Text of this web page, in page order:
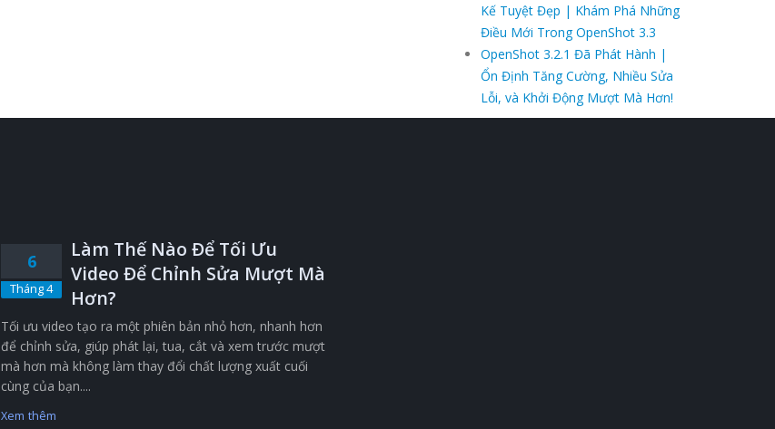
Kế Tuyệt Đẹp | Khám Phá Những
Điều Mới Trong OpenShot 3.3
OpenShot 3.2.1 Đã Phát Hành |
Ổn Định Tăng Cường, Nhiều Sửa
Lỗi, và Khởi Động Mượt Mà Hơn!
6
Tháng 4
Làm Thế Nào Để Tối Ưu
Video Để Chỉnh Sửa Mượt Mà
Hơn?
Tối ưu video tạo ra một phiên bản nhỏ hơn, nhanh hơn
để chỉnh sửa, giúp phát lại, tua, cắt và xem trước mượt
mà hơn mà không làm thay đổi chất lượng xuất cuối
cùng của bạn....
Xem thêm